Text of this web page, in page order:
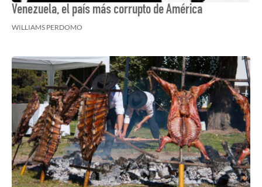
Venezuela, el país más corrupto de América
WILLIAMS PERDOMO